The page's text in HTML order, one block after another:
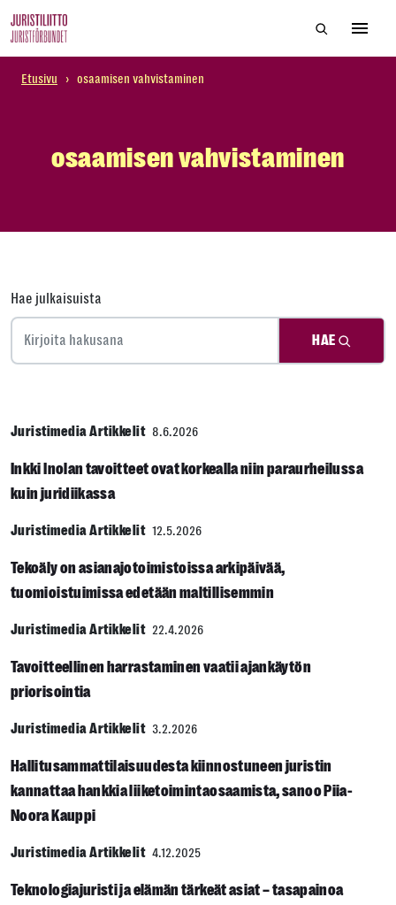
to
content
Hae
Etusivu › osaamisen vahvistaminen
osaamisen vahvistaminen
Hae julkaisuista
HAE
Juristimedia Artikkelit 8.6.2026
Inkki Inolan tavoitteet ovat korkealla niin paraurheilussa
kuin juridiikassa
Juristimedia Artikkelit 12.5.2026
Tekoäly on asianajotoimistoissa arkipäivää,
tuomioistuimissa edetään maltillisemmin
Juristimedia Artikkelit 22.4.2026
Tavoitteellinen harrastaminen vaatii ajankäytön
priorisointia
Juristimedia Artikkelit 3.2.2026
Hallitusammattilaisuudesta kiinnostuneen juristin
kannattaa hankkia liiketoimintaosaamista, sanoo Piia-
Noora Kauppi
Juristimedia Artikkelit 4.12.2025
Teknologiajuristi ja elämän tärkeät asiat – tasapainoa